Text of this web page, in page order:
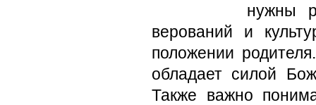
нужны
верований и
положении
обладает силой
Также важно